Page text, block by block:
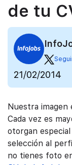
de tu
21/02/2014
Nuestra imagen
Cada vez es
otorgan
selección al
no tienes foto